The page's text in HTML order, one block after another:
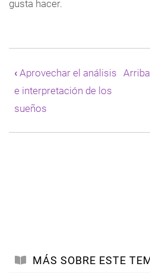
gusta hacer.
transversales
de
Book
para
sueño
‹Aprovechar el análisis
e interpretación de los
sueños
Arriba
MÁS SOBRE ESTE